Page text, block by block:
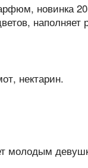
новинка
нектарин.